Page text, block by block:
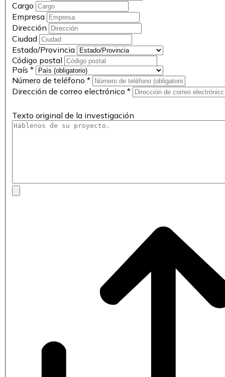
Cargo
Empresa
Dirección
Ciudad
Estado/Provincia
Código postal
País *
Número de teléfono *
Dirección de correo electrónico *
Texto original de la investigación